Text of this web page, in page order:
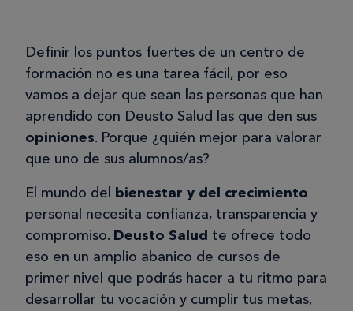
03/06/2025
Curso de Quiromasaje
Muy buena experiencia con el curso y
los profesores. Recomiendo el curso al
tuviera que poner una pega, seria que
los talleres prácticos duran muy poco
tiempo.
Definir los puntos fuertes de un centro de
formación no es una tarea fácil, por eso
vamos a dejar que sean las personas que han
aprendido con Deusto Salud las que den sus
opiniones. Porque ¿quién mejor para valorar
que uno de sus alumnos/as?
El mundo del bienestar y del crecimiento
personal necesita confianza, transparencia y
compromiso. Deusto Salud te ofrece todo
eso en un amplio abanico de cursos de
primer nivel que podrás hacer a tu ritmo para
desarrollar tu vocación y cumplir tus metas,